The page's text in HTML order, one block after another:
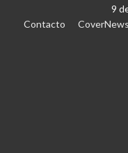
9
Contacto
CoverNews